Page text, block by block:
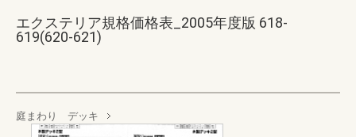
エクステリア規格価格表_2005年度版 618-
619(620-621)
庭まわり デッキ